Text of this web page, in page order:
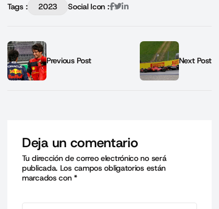
Tags : 2023 Social Icon :
Previous Post Next Post
Deja un comentario
Tu dirección de correo electrónico no será
publicada. Los campos obligatorios están
marcados con*